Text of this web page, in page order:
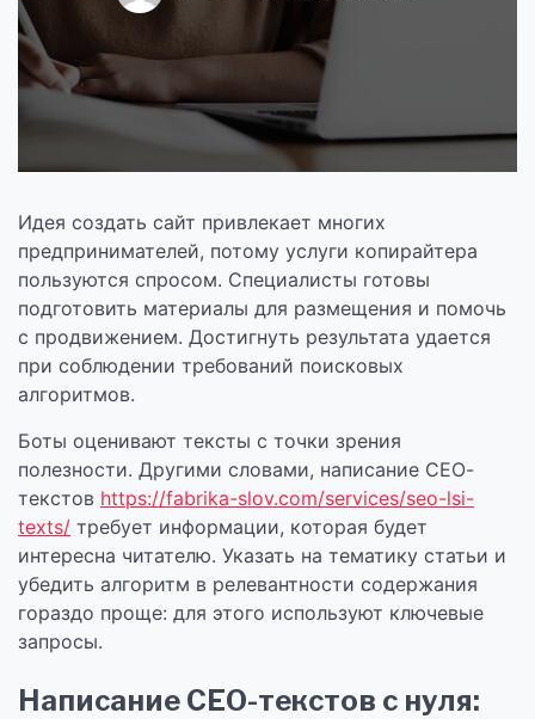
Идея создать сайт привлекает многих
предпринимателей, потому услуги копирайтера
пользуются спросом. Специалисты готовы
подготовить материалы для размещения и помочь
с продвижением. Достигнуть результата удается
при соблюдении требований поисковых
алгоритмов.
Боты оценивают тексты с точки зрения
полезности. Другими словами, написание СЕО-
текстов https://fabrika-slov.com/services/seo-lsi-
texts/ требует информации, которая будет
интересна читателю. Указать на тематику статьи и
убедить алгоритм в релевантности содержания
гораздо проще: для этого используют ключевые
запросы.
Написание СЕО-текстов с нуля: